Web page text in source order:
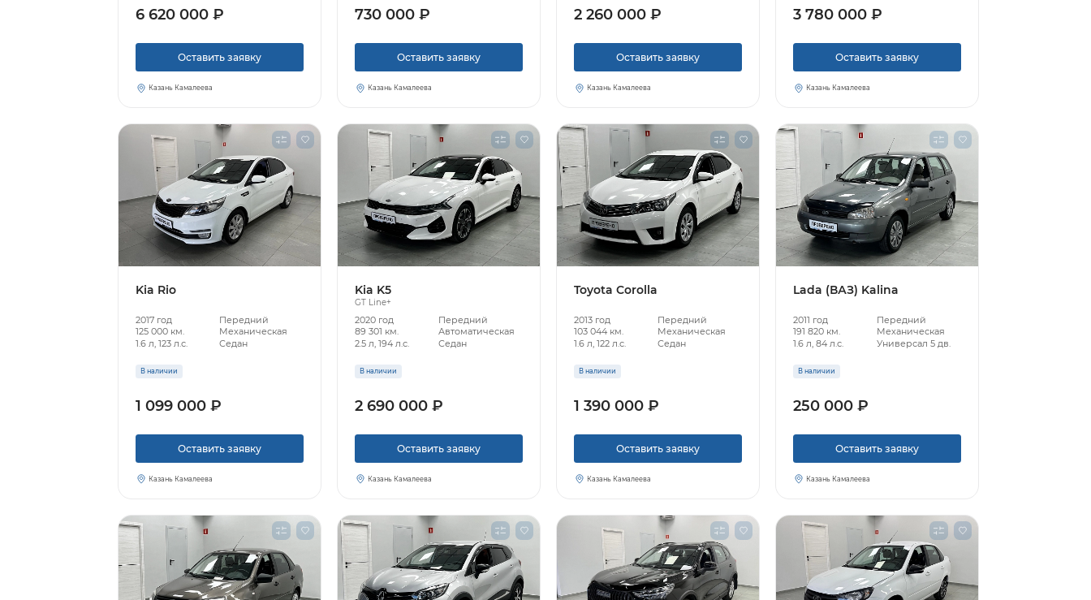
6 620 000 ₽
Оставить заявку
Казань Камалеева
730 000 ₽
Оставить заявку
Казань Камалеева
2 260 000 ₽
Оставить заявку
Казань Камалеева
3 780 000 ₽
Оставить заявку
Казань Камалеева
Kia Rio
2017 год
Передний
125 000 км.
Механическая
1.6 л, 123 л.с.
Седан
В наличии
1 099 000 ₽
Оставить заявку
Казань Камалеева
Kia K5
GT Line+
2020 год
Передний
89 301 км.
Автоматическая
2.5 л, 194 л.с.
Седан
В наличии
2 690 000 ₽
Оставить заявку
Казань Камалеева
Toyota Corolla
2013 год
Передний
103 044 км.
Механическая
1.6 л, 122 л.с.
Седан
В наличии
1 390 000 ₽
Оставить заявку
Казань Камалеева
Lada (ВАЗ) Kalina
2011 год
Передний
191 820 км.
Механическая
1.6 л, 84 л.с.
Универсал 5 дв.
В наличии
250 000 ₽
Оставить заявку
Казань Камалеева